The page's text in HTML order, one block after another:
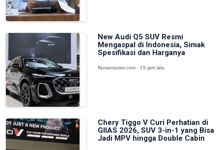
New Audi Q5 SUV Resmi
Mengaspal di Indonesia, Simak
Spesifikasi dan Harganya
Nusantaratv.com - 15 jam lalu
Chery Tiggo V Curi Perhatian di
GIIAS 2026, SUV 3-in-1 yang Bisa
Jadi MPV hingga Double Cabin